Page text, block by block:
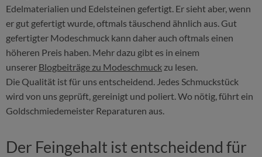
Edelmaterialien und Edelsteinen gefertigt. Er sieht aber, wenn
er gut gefertigt wurde, oftmals täuschend ähnlich aus. Gut
gefertigter Modeschmuck kann daher auch oftmals einen
höheren Preis haben. Mehr dazu gibt es in einem
unserer Blogbeiträge zu Modeschmuck zu lesen.
Die Qualität ist für uns entscheidend. Jedes Schmuckstück
wird von uns geprüft, gereinigt und poliert. Wo nötig, führt ein
Goldschmiedemeister Reparaturen aus.
Der Feingehalt ist entscheidend für